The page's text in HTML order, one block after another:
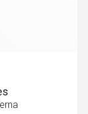
de
en